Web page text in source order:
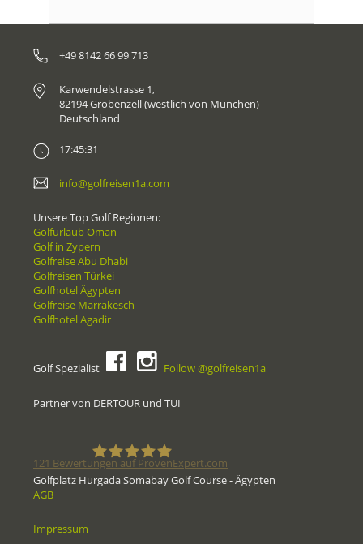
+49 8142 66 99 713
Karwendelstrasse 1,
82194 Gröbenzell (westlich von München)
Deutschland
17:45:31
info@golfreisen1a.com
Unsere Top Golf Regionen:
Golfurlaub Oman
Golf in Zypern
Golfreise Abu Dhabi
Golfreisen Türkei
Golfhotel Ägypten
Golfreise Marrakesch
Golfhotel Agadir
Golf Spezialist Follow @golfreisen1a
Partner von DERTOUR und TUI
121 Bewertungen auf ProvenExpert.com
Golfplatz Hurgada Somabay Golf Course - Ägypten
AGB
Impressum